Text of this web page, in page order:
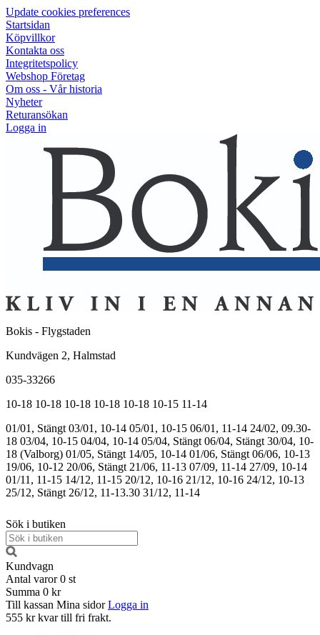
Update cookies preferences
Startsidan
Köpvillkor
Kontakta oss
Integritetspolicy
Webshop Företag
Om oss - Vår historia
Nyheter
Returansökan
Logga in
Bokis - Flygstaden
Kundvägen 2, Halmstad
035-33266
10-18 10-18 10-18 10-18 10-18 10-15 11-14
01/01, Stängt 03/01, 10-14 05/01, 10-15 06/01, 11-14 24/02, 09.30-
18 03/04, 10-15 04/04, 10-14 05/04, Stängt 06/04, Stängt 30/04, 10-
18 (Valborg) 01/05, Stängt 14/05, 10-14 01/06, Stängt 06/06, 10-13
19/06, 10-12 20/06, Stängt 21/06, 11-13 07/09, 11-14 27/09, 10-14
01/11, 11-15 14/12, 11-15 20/12, 10-16 21/12, 10-16 24/12, 10-13
25/12, Stängt 26/12, 11-13.30 31/12, 11-14
Sök i butiken
Kundvagn
Antal varor 0 st
Summa 0 kr
Till kassan Mina sidor Logga in
555 kr kvar till fri frakt.